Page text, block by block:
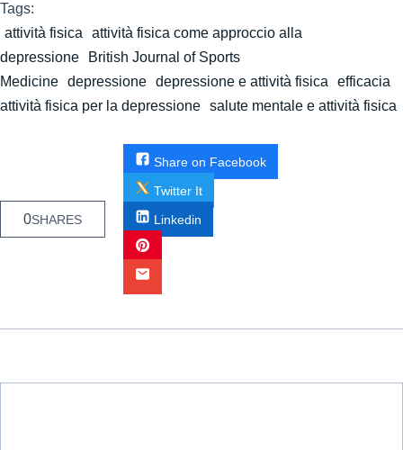
Tags:
attività fisica
attività fisica come approccio alla
depressione
British Journal of Sports
Medicine depressione depressione e attività fisica
efficacia
attività fisica per la depressione salute mentale e attività fisica
0SHARES
Share on Facebook
Twitter It
Linkedin